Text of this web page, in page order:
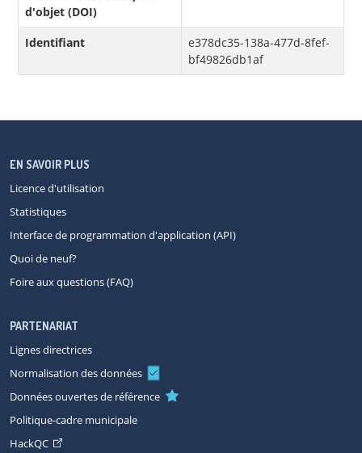
d'objet (DOI)
Identifiant
e378dc35-138a-477d-8fef-
bf49826db1af
EN SAVOIR PLUS
Licence d'utilisation
Statistiques
Interface de programmation d'application (API)
Quoi de neuf?
Foire aux questions (FAQ)
PARTENARIAT
Lignes directrices
Normalisation des données
Données ouvertes de référence
Politique-cadre municipale
HackQC